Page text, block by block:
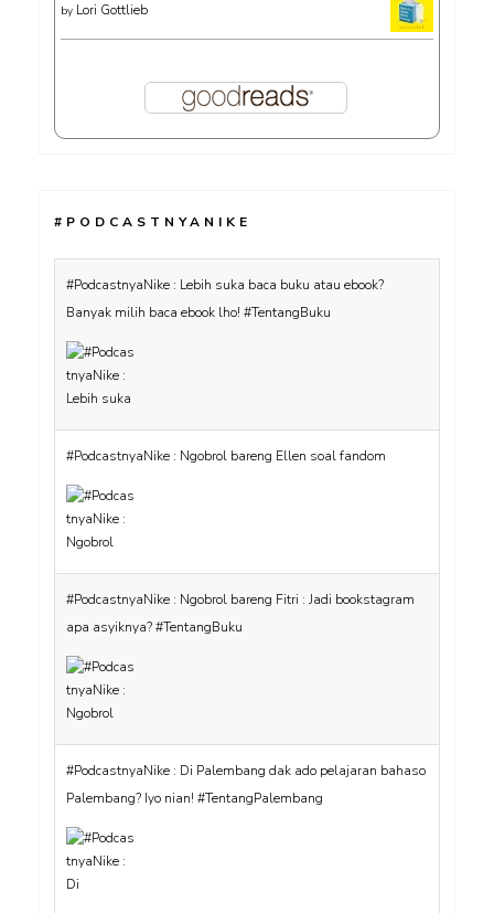
by Lori Gottlieb
#PODCASTNYANIKE
#PodcastnyaNike : Lebih suka baca buku atau ebook?
Banyak milih baca ebook lho! #TentangBuku
#PodcastnyaNike : Ngobrol bareng Ellen soal fandom
#PodcastnyaNike : Ngobrol bareng Fitri : Jadi bookstagram
apa asyiknya? #TentangBuku
#PodcastnyaNike : Di Palembang dak ado pelajaran bahaso
Palembang? Iyo nian! #TentangPalembang